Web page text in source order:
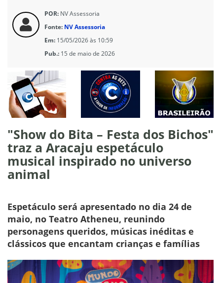
POR: NV Assessoria
Fonte: NV Assessoria
Em: 15/05/2026 às 10:59
Pub.: 15 de maio de 2026
"Show do Bita – Festa dos Bichos"
traz a Aracaju espetáculo
musical inspirado no universo
animal
Espetáculo será apresentado no dia 24 de
maio, no Teatro Atheneu, reunindo
personagens queridos, músicas inéditas e
clássicos que encantam crianças e famílias